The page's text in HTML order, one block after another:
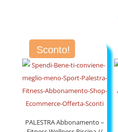
Sconto!
PALESTRA Abbonamento –